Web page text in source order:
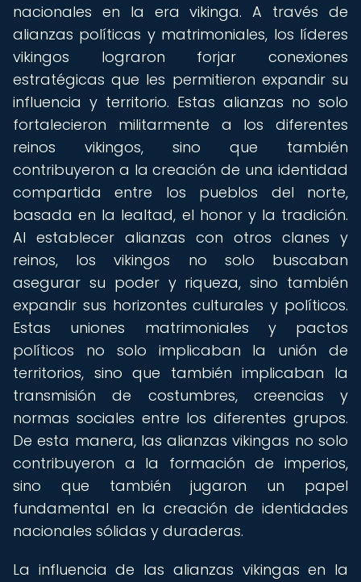
nacionales en la era vikinga. A través de
alianzas políticas y matrimoniales, los líderes
vikingos lograron forjar conexiones
estratégicas que les permitieron expandir su
influencia y territorio. Estas alianzas no solo
fortalecieron militarmente a los diferentes
reinos vikingos, sino que también
contribuyeron a la creación de una identidad
compartida entre los pueblos del norte,
basada en la lealtad, el honor y la tradición.
Al establecer alianzas con otros clanes y
reinos, los vikingos no solo buscaban
asegurar su poder y riqueza, sino también
expandir sus horizontes culturales y políticos.
Estas uniones matrimoniales y pactos
políticos no solo implicaban la unión de
territorios, sino que también implicaban la
transmisión de costumbres, creencias y
normas sociales entre los diferentes grupos.
De esta manera, las alianzas vikingas no solo
contribuyeron a la formación de imperios,
sino que también jugaron un papel
fundamental en la creación de identidades
nacionales sólidas y duraderas.
La influencia de las alianzas vikingas en la